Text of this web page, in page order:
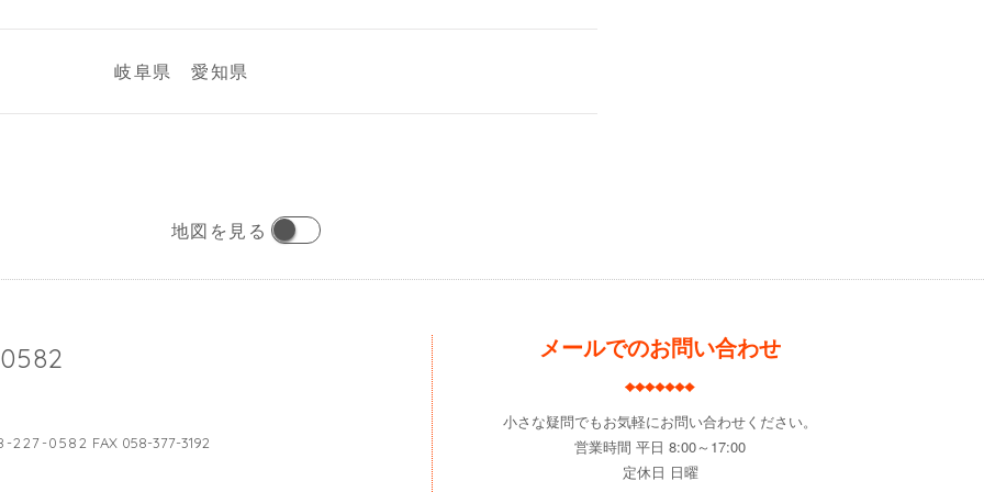
岐阜県 愛知県
地図を見る
227-0582 FAX 058-377-3192
メールでのお問い合わせ
小さな疑問でもお気軽にお問い合わせください。
営業時間 平日 8:00～17:00
定休日 日曜